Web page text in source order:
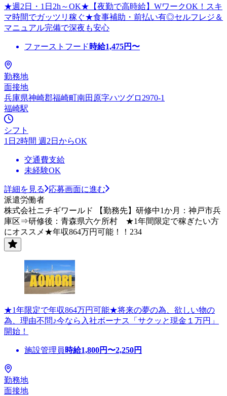
★週2日・1日2h～OK★【夜勤で高時給】WワークOK！スキ
マ時間でガッツリ稼ぐ★食事補助・前払い有◎セルフレジ＆
マニュアル完備で深夜も安心
ファーストフード 時給1,475円〜
勤務地
面接地
兵庫県神崎郡福崎町南田原字ハツグロ2970-1
福崎駅
シフト
1日2時間 週2日からOK
交通費支給
未経験OK
詳細を見る
応募画面に進む
派遣労働者
株式会社ニチギワールド 【勤務先】研修中1か月：神戸市兵
庫区⇒研修後：青森県六ケ所村 ★1年間限定で稼ぎたい方
にオススメ★年収864万円可能！！234
★1年限定で年収864万円可能★将来の夢の為、欲しい物の
為、理由不問♪今なら入社ボーナス「サクッと現金１万円」
開始！
施設管理員 時給1,800円〜2,250円
勤務地
面接地